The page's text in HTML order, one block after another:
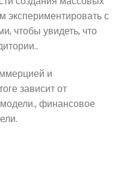
экспериментировать с
чтобы увидеть, что
и
зависит от
финансовое